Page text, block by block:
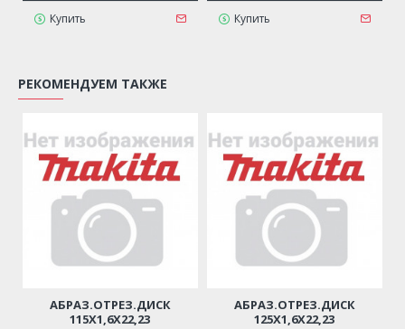
Купить Купить
РЕКОМЕНДУЕМ ТАКЖЕ
АБРАЗ.ОТРЕЗ.ДИСК
115Х1,6Х22,23
АБРАЗ.ОТРЕЗ.ДИСК
125Х1,6Х22,23